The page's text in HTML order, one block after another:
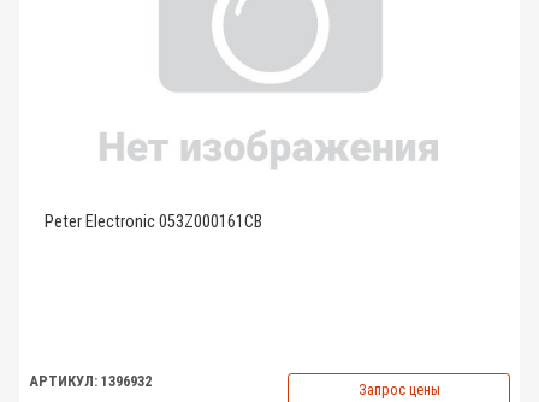
Peter Electronic 053Z000161CB
АРТИКУЛ: 1396932 Запрос цены